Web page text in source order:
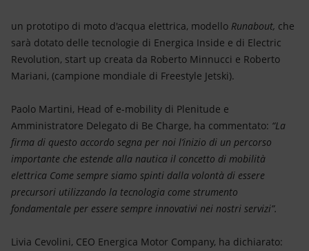
un prototipo di moto d'acqua elettrica, modello Runabout, che
sarà dotato delle tecnologie di Energica Inside e di Electric
Revolution, start up creata da Roberto Minnucci e Roberto
Mariani, (campione mondiale di Freestyle Jetski).
Paolo Martini, Head of e-mobility di Plenitude e
Amministratore Delegato di Be Charge, ha commentato: “La
firma di questo accordo segna per noi l’inizio di un percorso
importante che estende alla nautica il concetto di mobilità
elettrica Come sempre siamo spinti dalla volontà di essere
precursori utilizzando la tecnologia come strumento
fondamentale per essere sempre innovativi nei nostri servizi”.
Livia Cevolini, CEO Energica Motor Company, ha dichiarato: